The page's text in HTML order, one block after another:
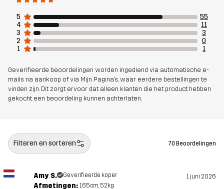
Ontworpen
voor
Artikelnummer 11150_4840
5
55
4
11
3
3
2
0
1
1
Geverifieerde beoordelingen worden ingediend via automatische e-
mails na aankoop of via Mijn Pagina's, waar eerdere bestellingen te
vinden zijn. Dit zorgt ervoor dat alleen klanten die het product hebben
gekocht een beoordeling kunnen achterlaten.
Filteren en sorteren 70 Beoordelingen
Amy S. Geverifieerde koper 1 juni 2026
Afmetingen: 165cm, 52kg